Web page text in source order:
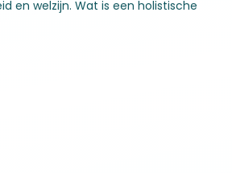
en welzijn. Wat is een holistische
Holistisch betekent jezelf